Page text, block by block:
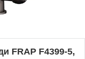
FRAP F4399-5,